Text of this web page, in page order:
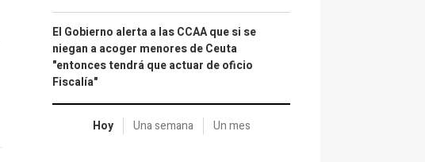
El Gobierno alerta a las CCAA que si se
niegan a acoger menores de Ceuta
"entonces tendrá que actuar de oficio
Fiscalía"
Hoy Una semana Un mes